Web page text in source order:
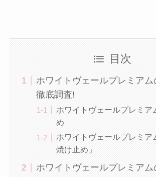
目次
ホワイトヴェールプレミアム
徹底調査!
ホワイトヴェールプレミア
め
ホワイトヴェールプレミア
焼け止め」
ホワイトヴェールプレミアム